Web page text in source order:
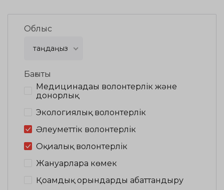
Облыс
таңдаңыз
Бағыты
Медицинадағы волонтерлік және
донорлық
Экологиялық волонтерлік
Әлеуметтік волонтерлік
Оқиғалық волонтерлік
Жануарларға көмек
Қоғамдық орындарды абаттандыру